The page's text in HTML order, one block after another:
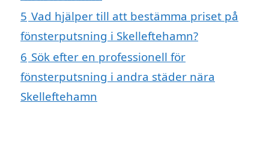
5 Vad hjälper till att bestämma priset på
fönsterputsning i Skelleftehamn?
6 Sök efter en professionell för
fönsterputsning i andra städer nära
Skelleftehamn